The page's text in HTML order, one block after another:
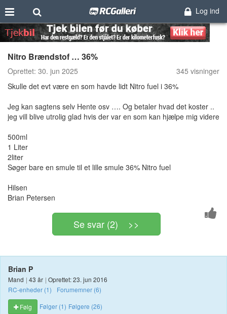
Log ind
Nitro Brændstof … 36%
Oprettet: 30. jun 2025
345 visninger
Skulle det evt være en som havde lidt Nitro fuel i 36%
Jeg kan sagtens selv Hente osv …. Og betaler hvad det koster ..
jeg vill blive utrolig glad hvis der var en som kan hjælpe mig videre
500ml
1 Liter
2liter
Søger bare en smule til et lille smule 36% Nitro fuel
Hilsen
Brian Petersen
Se svar (2) >>
Brian P
Mand | 43 år | Oprettet: 23. jun 2016
RC-enheder (1)
Forumemner (6)
Følg
Følger (1) Følgere (26)